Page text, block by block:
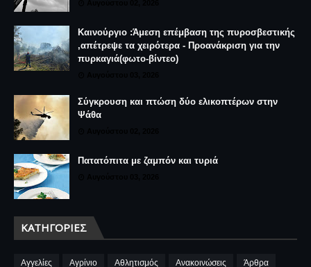
Καινούργιο :Άμεση επέμβαση της πυροσβεστικής
,απέτρεψε τα χειρότερα - Προανάκριση για την
πυρκαγιά(φωτο-βίντεο)
Σύγκρουση και πτώση δύο ελικοπτέρων στην
Ψάθα
Πατατόπιτα με ζαμπόν και τυριά
ΚΑΤΗΓΟΡΊΕΣ
Αγγελίες Αγρίνιο Αθλητισμός Ανακοινώσεις Άρθρα